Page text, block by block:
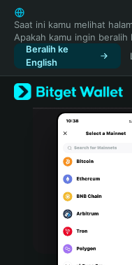
English
日本語
Tiếng Việt
Русский
Español (Latinoamérica)
Türkçe
Italiano
Português (Portugal)
Bahasa Indonesia
Saat ini kamu melihat
Apakah kamu ingin beralih
Beralih ke
English